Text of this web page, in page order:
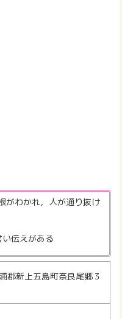
がわかれ，人が通り抜け
伝えがある
新上五島町奈良尾郷３